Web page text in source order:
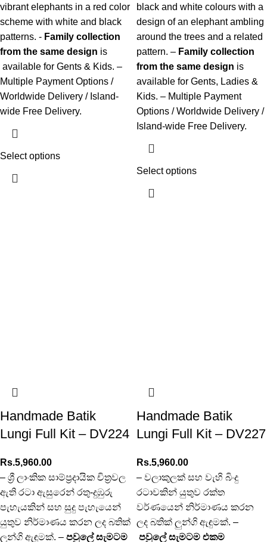
vibrant elephants in a red color
scheme with white and black
patterns. - Family collection
from the same design is
available for Gents & Kids. –
Multiple Payment Options /
Worldwide Delivery / Island-
wide Free Delivery.
Select options
black and white colours with a
design of an elephant ambling
around the trees and a related
pattern. – Family collection
from the same design is
available for Gents, Ladies &
Kids. – Multiple Payment
Options / Worldwide Delivery /
Island-wide Free Delivery.
Select options
Handmade Batik
Lungi Full Kit – DV224
Rs.5,960.00
– ශ්‍රී ලාංකික සාම්ප්‍රදායික චිත්‍රවල
ඇති රටා ඇසුරෙන් රතු-දුඹුරු
පැහැයකින් සහ සුදු පැහැයෙන්
යුතුව නිර්මාණය කරන ලද බතික්
ලුන්ගි ඇඳුමක්. – පවුලේ සැමටම
Handmade Batik
Lungi Full Kit – DV227
Rs.5,960.00
– වලාකුලක් සහ වැහි බිංදු
රටාවකින් යුතුව රක්ත
වර්ණයෙන් නිර්මාණය කරන
ලද බතික් ලුන්ගි ඇඳුමක්. –
පවුලේ සැමටම එකම